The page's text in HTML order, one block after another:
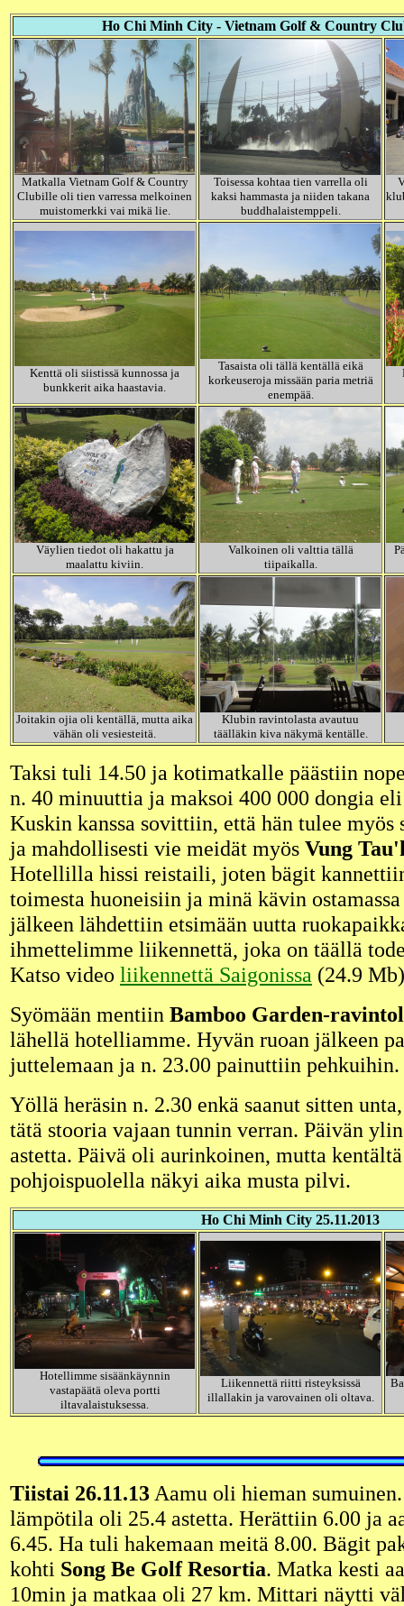
Ho Chi Minh City - Vietnam Golf & Country
Matkalla Vietnam Golf & Country
Clubille oli tien varressa melkoinen
muistomerkki vai mikä lie.
Toisessa kohtaa tien varrella oli
kaksi hammasta ja niiden takana
buddhalaistemppeli.
Kenttä oli siistissä kunnossa ja
bunkkerit aika haastavia.
Tasaista oli tällä kentällä eikä
korkeuseroja missään paria metriä
enempää.
Väylien tiedot oli hakattu ja
maalattu kiviin.
Valkoinen oli valttia tällä
tiipaikalla.
Joitakin ojia oli kentällä, mutta aika
vähän oli vesiesteitä.
Klubin ravintolasta avautuu
täälläkin kiva näkymä kentälle.
Taksi tuli 14.50 ja kotimatkalle päästiin
n. 40 minuuttia ja maksoi 400 000 dongia
Kuskin kanssa sovittiin, että hän tulee myös
ja mahdollisesti vie meidät myös Vung
Hotellilla hissi reistaili, joten bägit
toimesta huoneisiin ja minä kävin
jälkeen lähdettiin etsimään uutta
ihmettelimme liikennettä, joka on täällä
Katso video liikennettä Saigonissa (24.9
Syömään mentiin Bamboo Garden-
lähellä hotelliamme. Hyvän ruoan jälkeen
juttelemaan ja n. 23.00 painuttiin pehkuihin.
Yöllä heräsin n. 2.30 enkä saanut sitten
tätä stooria vajaan tunnin verran. Päivän
astetta. Päivä oli aurinkoinen, mutta
pohjoispuolella näkyi aika musta pilvi.
Ho Chi Minh City 25.11.2013
Hotellimme sisäänkäynnin
vastapäätä oleva portti
iltavalaistuksessa.
Liikennettä riitti risteyksissä
illallakin ja varovainen oli oltava.
Tiistai 26.11.13Aamu oli hieman
lämpötila oli 25.4 astetta. Herättiin 6.00 ja
6.45. Ha tuli hakemaan meitä 8.00. Bägit
kohti Song Be Golf Resortia. Matka kesti
10min ja matkaa oli 27 km. Mittari näytti